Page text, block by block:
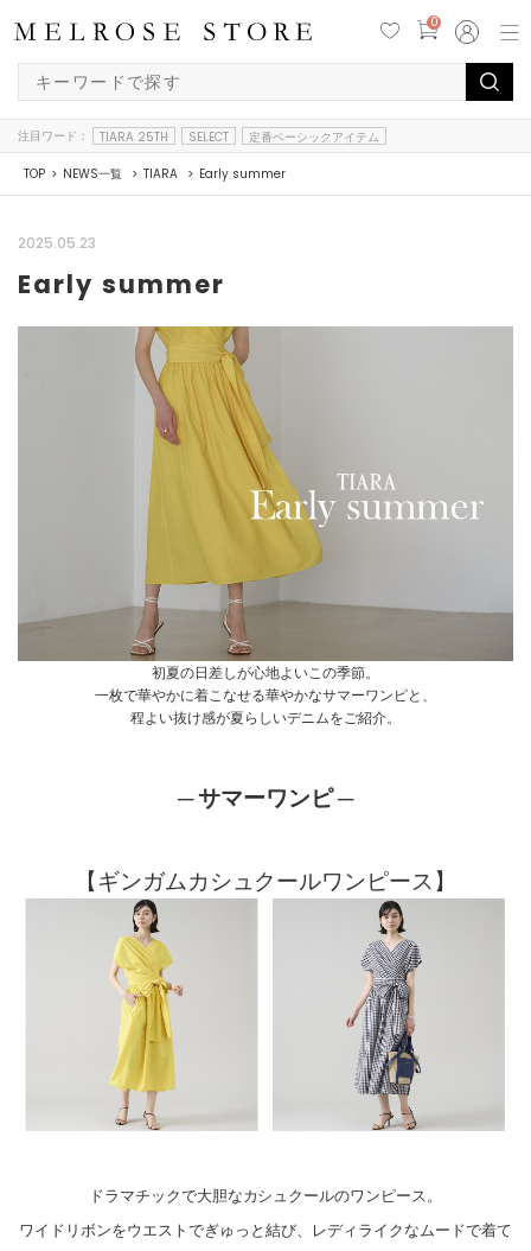
0
注目ワード： TIARA 25TH SELECT 定番ベーシックアイテム
TOP NEWS一覧 TIARA Early summer
2025.05.23
Early summer
初夏の日差しが心地よいこの季節。
一枚で華やかに着こなせる華やかなサマーワンピと、
程よい抜け感が夏らしいデニムをご紹介。
─ サマーワンピ ─
【ギンガムカシュクールワンピース】
ドラマチックで大胆なカシュクールのワンピース。
ワイドリボンをウエストでぎゅっと結び、レディライクなムードで着て